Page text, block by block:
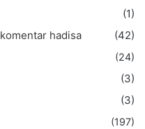
(1)
hadisa
(42)
(24)
(3)
(3)
(197)